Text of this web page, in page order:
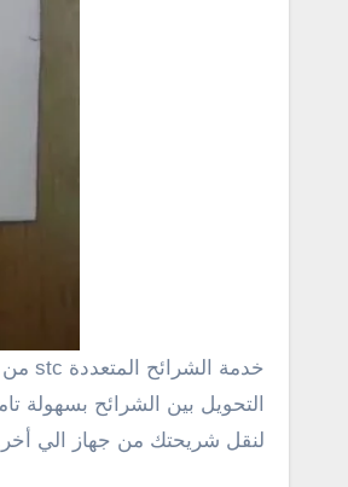
خدمة الشرائح المتعددة stc من الخدمات المميزة والتي توفر عليك الوقت والجهد حيث يصبح لديك اكثر من شريحة لرقم واحد ثلاث شرائح مختلفة لنفس الرقم مع امكانية
التحويل بين الشرائح بسهولة
لنقل شريحتك من جهاز الي